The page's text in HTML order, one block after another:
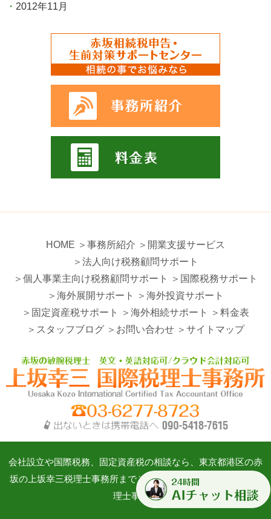
2012年11月
HOME ＞事務所紹介 ＞開業支援サービス
＞法人向け税務顧問サポート
＞個人事業主向け税務顧問サポート
＞国際税務サポート
＞海外展開サポート
＞海外投資サポート
＞固定資産税サポート
＞海外相続サポート
＞料金表
＞スタッフブログ ＞お問い合わせ ＞サイトマップ
会社設立や国際税務、固定資産税の相談なら、東京都港区の赤
坂の上坂幸三税理士事務所までご相談ください。©上坂幸三税
理士事務所